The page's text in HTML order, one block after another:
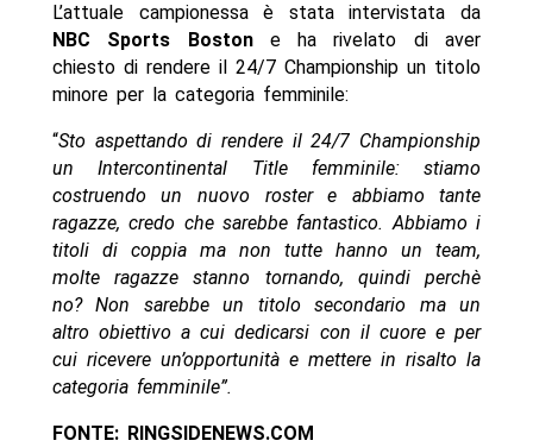
L’attuale campionessa è stata intervistata da
NBC Sports Bostone ha rivelato di aver
chiesto di rendere il 24/7 Championship un titolo
minore per la categoria femminile:
“Sto aspettando di rendere il 24/7 Championship
un Intercontinental Title femminile: stiamo
costruendo un nuovo roster e abbiamo tante
ragazze, credo che sarebbe fantastico. Abbiamo i
titoli di coppia ma non tutte hanno un team,
molte ragazze stanno tornando, quindi perchè
no? Non sarebbe un titolo secondario ma un
altro obiettivo a cui dedicarsi con il cuore e per
cui ricevere un’opportunità e mettere in risalto la
categoria femminile”.
FONTE: RINGSIDENEWS.COM